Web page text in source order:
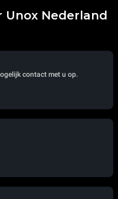
Nederland
contact met u op.